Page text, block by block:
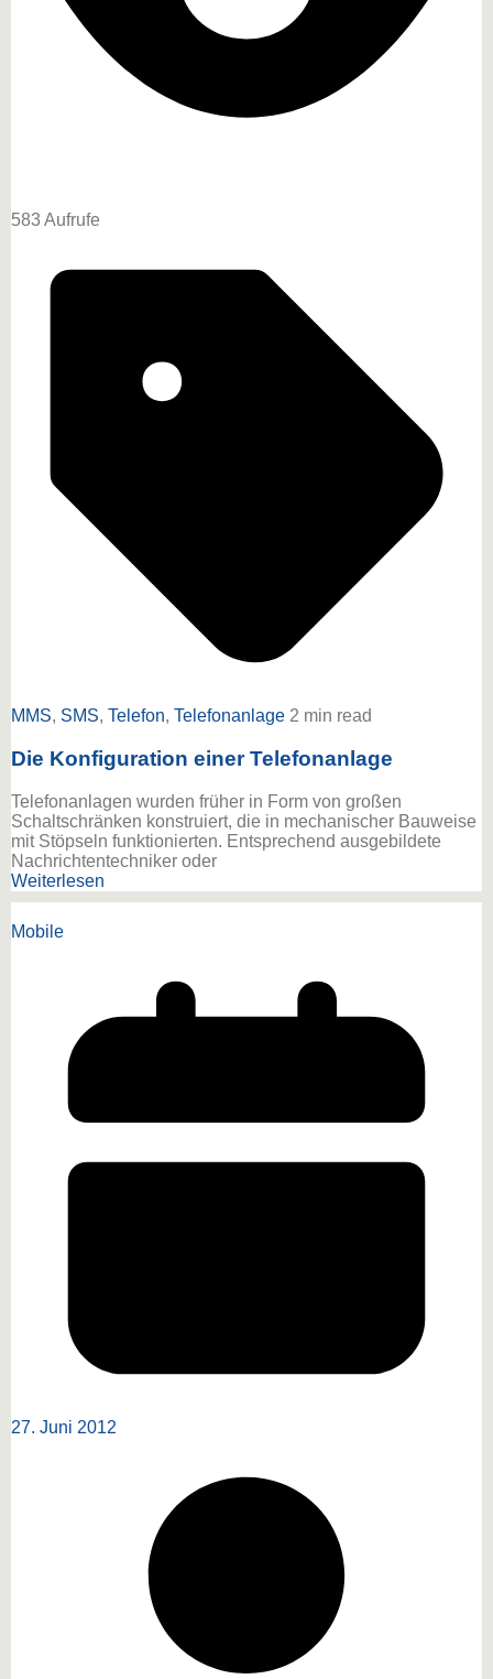
583 Aufrufe
MMS, SMS, Telefon, Telefonanlage 2 min read
Die Konfiguration einer Telefonanlage
Telefonanlagen wurden früher in Form von großen
Schaltschränken konstruiert, die in mechanischer Bauweise
mit Stöpseln funktionierten. Entsprechend ausgebildete
Nachrichtentechniker oder
Weiterlesen
Mobile
27. Juni 2012